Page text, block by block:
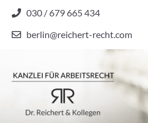
content
030 / 679 665 434
berlin@reichert-recht.com
Dr.
Reichert